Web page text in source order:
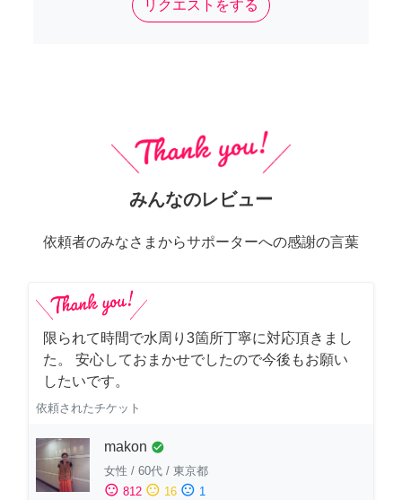
リクエストをする
みんなのレビュー
依頼者のみなさまからサポーターへの感謝の言葉
限られて時間で水周り3箇所丁寧に対応頂きまし
た。 安心しておまかせでしたので今後もお願い
したいです。
依頼されたチケット
makon check_circle
女性 / 60代 / 東京都
sentiment_satisfied 812 sentiment_neutral 16 sentiment_dissatisfied 1